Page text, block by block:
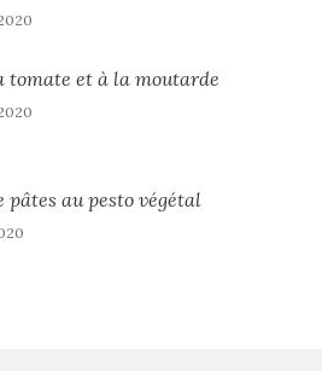
tomate et à la moutarde
pâtes au pesto végétal